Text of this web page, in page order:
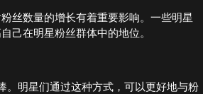
丝数量的增长有着重要影响。一些明星
己在明星粉丝群体中的地位。
。明星们通过这种方式，可以更好地与粉